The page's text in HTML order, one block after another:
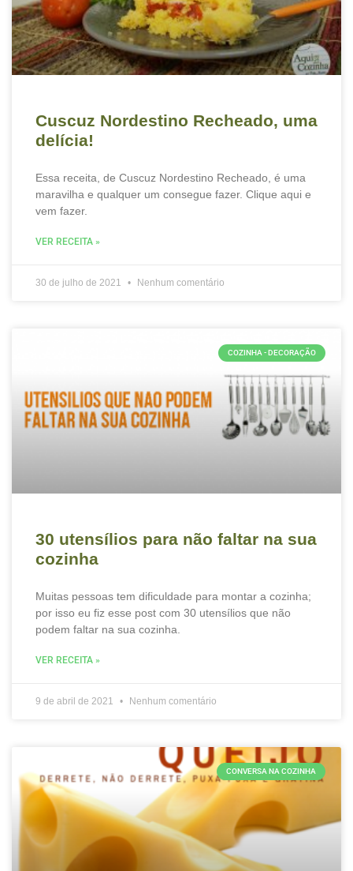
Cuscuz Nordestino Recheado, uma
delícia!
Essa receita, de Cuscuz Nordestino Recheado, é uma
maravilha e qualquer um consegue fazer. Clique aqui e
vem fazer.
VER RECEITA »
30 de julho de 2021 Nenhum comentário
COZINHA - DECORAÇÃO
30 utensílios para não faltar na sua
cozinha
Muitas pessoas tem dificuldade para montar a cozinha;
por isso eu fiz esse post com 30 utensílios que não
podem faltar na sua cozinha.
VER RECEITA »
9 de abril de 2021 Nenhum comentário
CONVERSA NA COZINHA